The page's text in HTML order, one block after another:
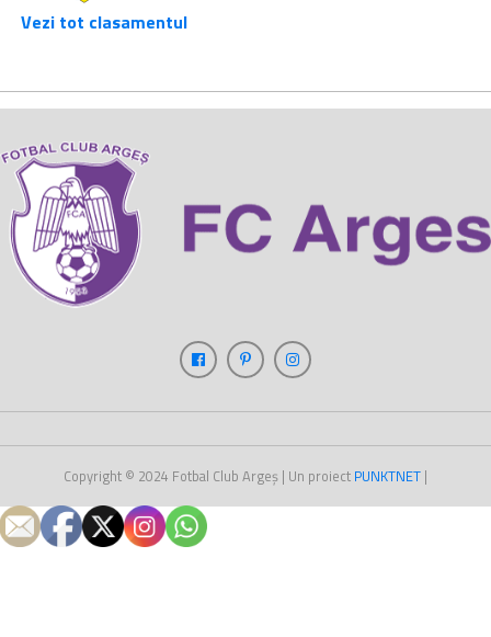
Vezi tot clasamentul
Copyright © 2024 Fotbal Club Argeș | Un proiect PUNKTNET |